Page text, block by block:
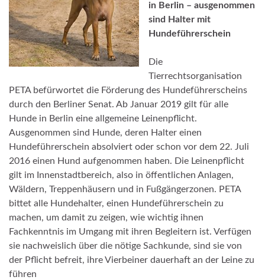
in Berlin – ausgenommen
sind Halter mit
Hundeführerschein
Die
Tierrechtsorganisation
PETA befürwortet die Förderung des Hundeführerscheins
durch den Berliner Senat. Ab Januar 2019 gilt für alle
Hunde in Berlin eine allgemeine Leinenpflicht.
Ausgenommen sind Hunde, deren Halter einen
Hundeführerschein absolviert oder schon vor dem 22. Juli
2016 einen Hund aufgenommen haben. Die Leinenpflicht
gilt im Innenstadtbereich, also in öffentlichen Anlagen,
Wäldern, Treppenhäusern und in Fußgängerzonen. PETA
bittet alle Hundehalter, einen Hundeführerschein zu
machen, um damit zu zeigen, wie wichtig ihnen
Fachkenntnis im Umgang mit ihren Begleitern ist. Verfügen
sie nachweislich über die nötige Sachkunde, sind sie von
der Pflicht befreit, ihre Vierbeiner dauerhaft an der Leine zu
führen